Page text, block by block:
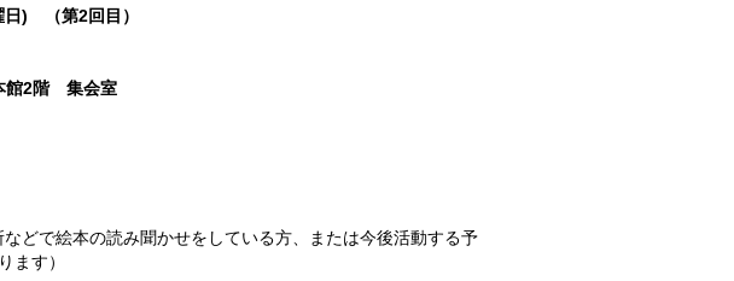
) （第2回目）
館2階 集会室
どで絵本の読み聞かせをしている方、または今後活動する予
ます）